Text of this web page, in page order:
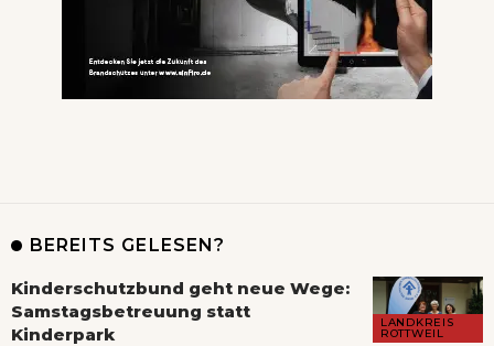
BEREITS GELESEN?
LANDKREIS
ROTTWEIL
Kinderschutzbund geht neue Wege:
Samstagsbetreuung statt
Kinderpark